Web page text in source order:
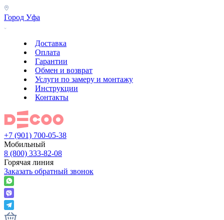
Город Уфа
Доставка
Оплата
Гарантии
Обмен и возврат
Услуги по замеру и монтажу
Инструкции
Контакты
+7 (901) 700-05-38
Мобильный
8 (800) 333-82-08
Горячая линия
Заказать обратный звонок